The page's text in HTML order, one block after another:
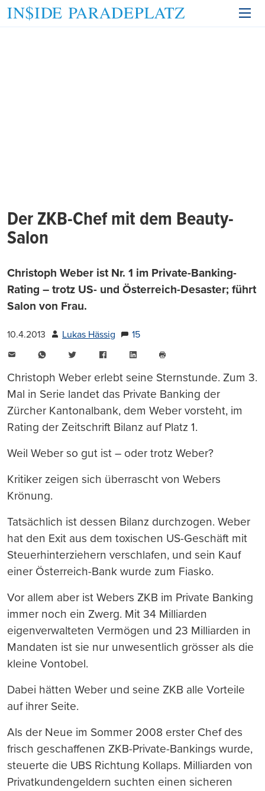
Der ZKB-Chef mit dem Beauty-
Salon
Christoph Weber ist Nr. 1 im Private-Banking-
Rating – trotz US- und Österreich-Desaster; führt
Salon von Frau.
10.4.2013 Lukas Hässig
15
WhatsAppTwitter FacebookLinkedIn
drucken
Christoph Weber erlebt seine Sternstunde. Zum 3.
Mal in Serie landet das Private Banking der
Zürcher Kantonalbank, dem Weber vorsteht, im
Rating der Zeitschrift Bilanz auf Platz 1.
Weil Weber so gut ist – oder trotz Weber?
Kritiker zeigen sich überrascht von Webers
Krönung.
Tatsächlich ist dessen Bilanz durchzogen. Weber
hat den Exit aus dem toxischen US-Geschäft mit
Steuerhinterziehern verschlafen, und sein Kauf
einer Österreich-Bank wurde zum Fiasko.
Vor allem aber ist Webers ZKB im Private Banking
immer noch ein Zwerg. Mit 34 Milliarden
eigenverwalteten Vermögen und 23 Milliarden in
Mandaten ist sie nur unwesentlich grösser als die
kleine Vontobel.
Dabei hätten Weber und seine ZKB alle Vorteile
auf ihrer Seite.
Als der Neue im Sommer 2008 erster Chef des
frisch geschaffenen ZKB-Private-Bankings wurde,
steuerte die UBS Richtung Kollaps. Milliarden von
Privatkundengeldern suchten einen sicheren